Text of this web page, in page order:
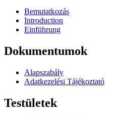
Bemutatkozás
Introduction
Einführung
Dokumentumok
Alapszabály
Adatkezelési Tájékoztató
Testületek